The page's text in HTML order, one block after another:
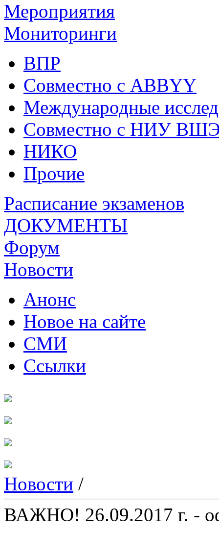
Мероприятия
Мониторинги
ВПР
Совместно с ABBYY
Международные
Совместно с НИУ
НИКО
Прочие
Расписание экзаменов
ДОКУМЕНТЫ
Форум
Новости
Анонс
Новое на сайте
СМИ
Ссылки
Новости /
ВАЖНО! 26.09.2017 г. -